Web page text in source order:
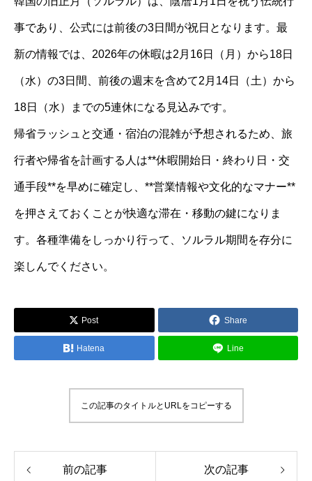
事であり、公式には前後の3日間が祝日となります。最
新の情報では、2026年の休暇は2月16日（月）から18日
（水）の3日間、前後の週末を含めて2月14日（土）から
18日（水）までの5連休になる見込みです。
帰省ラッシュと交通・宿泊の混雑が予想されるため、旅
行者や帰省を計画する人は**休暇開始日・終わり日・交
通手段**を早めに確定し、**営業情報や文化的なマナー**
を押さえておくことが快適な滞在・移動の鍵になりま
す。各種準備をしっかり行って、ソルラル期間を存分に
楽しんでください。
Post Share
Hatena Line
この記事のタイトルとURLをコピーする
前の記事 次の記事